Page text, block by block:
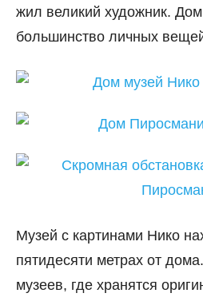
жил великий художник.
большинство личных
Музей с картинами Нико
пятидесяти метрах от
музеев, где хранятся